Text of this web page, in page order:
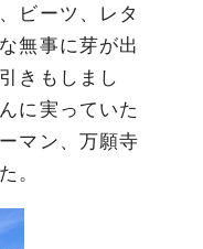
ビーツ、レタ
無事に芽が出
きもしまし
に実っていた
マン、万願寺
。